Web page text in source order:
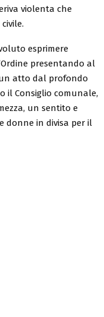
violenta che
esprimere
presentando al
atto dal profondo
il Consiglio comunale,
un sentito e
donne in divisa per il